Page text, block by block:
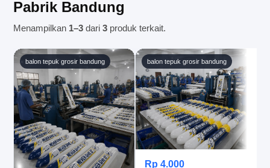
Pabrik Bandung
Menampilkan 1–3 dari3 produk terkait.
balon tepuk grosir bandung balon tepuk grosir bandung
Rp 4.000